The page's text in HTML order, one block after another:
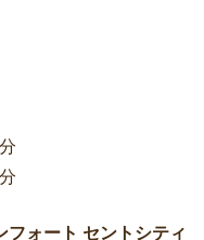
ォート セントシティ